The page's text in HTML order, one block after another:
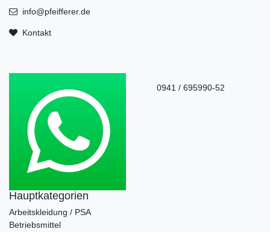
info@pfeifferer.de
Kontakt
0941 / 695990-52
Hauptkategorien
Arbeitskleidung / PSA
Betriebsmittel